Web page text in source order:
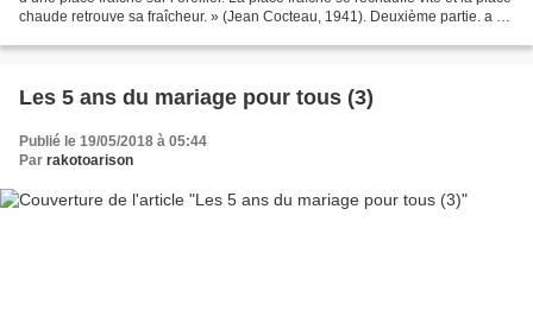
chaude retrouve sa fraîcheur. » (Jean Cocteau, 1941). Deuxième partie. a Le
Les 5 ans du mariage pour tous (3)
Publié le 19/05/2018 à 05:44
Par rakotoarison